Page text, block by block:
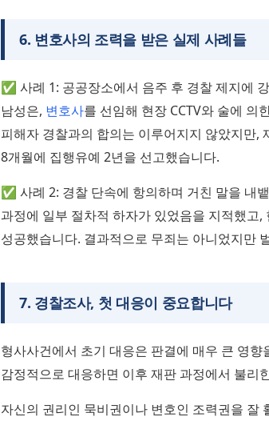
6. 변호사의 조력을 받은 실제 사례들
✅ 사례 1: 공공장소에서 음주 후 경찰 제지에
남성은, 변호사를 선임해 현장 CCTV와 술에 의
피해자 경찰과의 합의는 이루어지지 않았지만,
8개월에 집행유예 2년을 선고했습니다.
✅ 사례 2: 경찰 단속에 항의하며 거친 말을 내
과정에 일부 절차적 하자가 있었음을 지적했고
성공했습니다. 결과적으로 무죄는 아니었지만
7. 경찰조사, 첫 대응이 중요합니다
형사사건에서 초기 대응은 판결에 매우 큰 영
감정적으로 대응하면 이후 재판 과정에서 불리
자신의 권리인 묵비권이나 변호인 조력권을 잘